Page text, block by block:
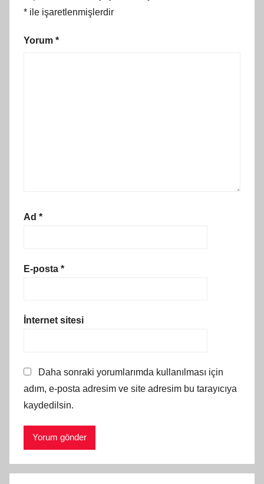
* ile işaretlenmişlerdir
Yorum *
Ad *
E-posta *
İnternet sitesi
Daha sonraki yorumlarımda kullanılması için
adım, e-posta adresim ve site adresim bu tarayıcıya
kaydedilsin.